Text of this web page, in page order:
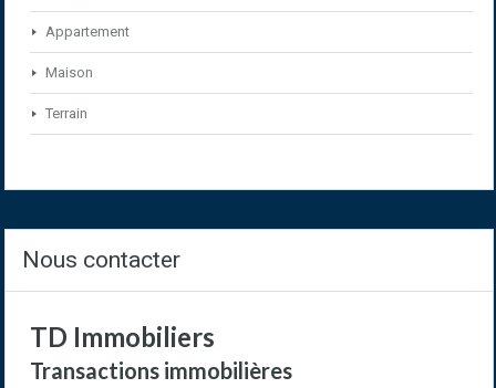
Appartement
Maison
Terrain
Nous contacter
TD Immobiliers
Transactions immobilières